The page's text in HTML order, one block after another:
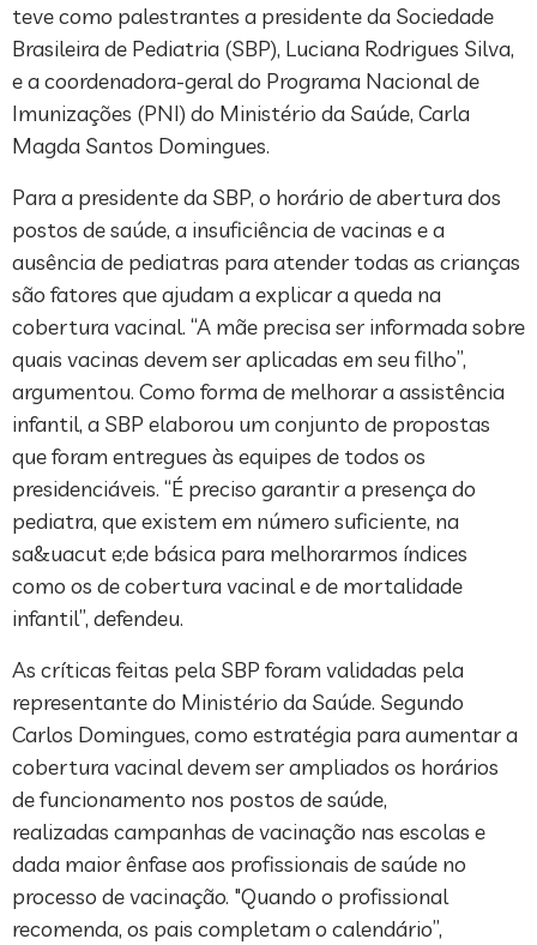
teve como palestrantes a presidente da Sociedade
Brasileira de Pediatria (SBP), Luciana Rodrigues Silva,
e a coordenadora-geral do Programa Nacional de
Imunizações (PNI) do Ministério da Saúde, Carla
Magda Santos Domingues.
Para a presidente da SBP, o horário de abertura dos
postos de saúde, a insuficiência de vacinas e a
ausência de pediatras para atender todas as crianças
são fatores que ajudam a explicar a queda na
cobertura vacinal. “A mãe precisa ser informada sobre
quais vacinas devem ser aplicadas em seu filho”,
argumentou. Como forma de melhorar a assistência
infantil, a SBP elaborou um conjunto de propostas
que foram entregues às equipes de todos os
presidenciáveis. “É preciso garantir a presença do
pediatra, que existem em número suficiente, na
sa&uacut e;de básica para melhorarmos índices
como os de cobertura vacinal e de mortalidade
infantil”, defendeu.
As críticas feitas pela SBP foram validadas pela
representante do Ministério da Saúde. Segundo
Carlos Domingues, como estratégia para aumentar a
cobertura vacinal devem ser ampliados os horários
de funcionamento nos postos de saúde,
realizadas campanhas de vacinação nas escolas e
dada maior ênfase aos profissionais de saúde no
processo de vacinação. "Quando o profissional
recomenda, os pais completam o calendário”,